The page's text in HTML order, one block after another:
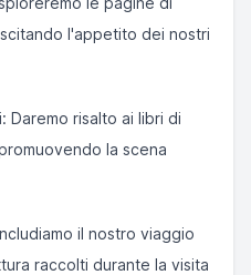
l'appetito dei nostri
Daremo risalto ai libri di
la scena
il nostro viaggio
raccolti durante la visita